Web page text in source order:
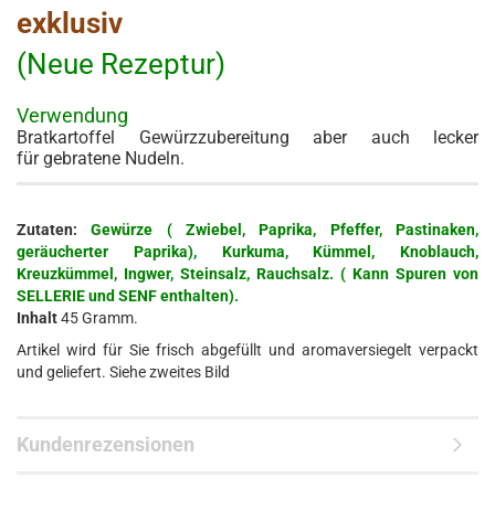
exklusiv
(Neue Rezeptur)
Verwendung
Bratkartoffel Gewürzzubereitung aber auch lecker
für gebratene Nudeln.
Zutaten:
Gewürze ( Zwiebel, Paprika, Pfeffer, Pastinaken,
geräucherter Paprika), Kurkuma, Kümmel, Knoblauch,
Kreuzkümmel, Ingwer, Steinsalz, Rauchsalz. ( Kann Spuren von
SELLERIE und SENF enthalten).
Inhalt45 Gramm.
Artikel wird für Sie frisch abgefüllt und aromaversiegelt verpackt
und geliefert. Siehe zweites Bild
Kundenrezensionen